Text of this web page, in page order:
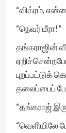
“விக்ரம்,
“நெவர் மீரா!”
தங்கராஜின்
புறப்பட்டுக்
தலைப்பைப்
“தங்கராஜ்
“வெளியிலே